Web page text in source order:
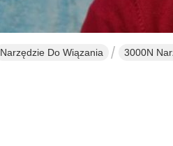
Narzędzie Do Wiązania 3000N